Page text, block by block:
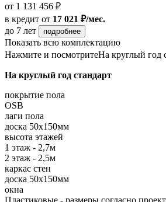
от 1 131 456 ₽
в кредит от 17 021 ₽/мес.
до 7 лет
подробнее
Показать всю комплектацию
Нажмите и посмотритеНа круглый год
На круглый год стандарт
покрытие пола
OSB
лаги пола
доска 50х150мм
высота этажей
1 этаж - 2,7м
2 этаж - 2,5м
каркас стен
доска 50х150мм
окна